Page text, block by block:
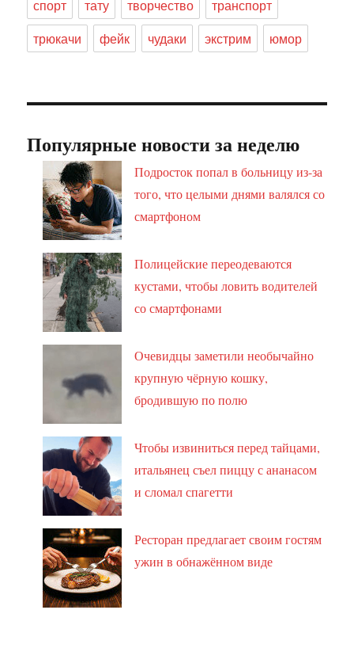
спорт
тату творчество
транспорт
трюкачи
фейк чудаки экстрим юмор
Популярные новости за неделю
Подросток попал в больницу из-за
того, что целыми днями валялся со
смартфоном
Полицейские переодеваются
кустами, чтобы ловить водителей
со смартфонами
Очевидцы заметили необычайно
крупную чёрную кошку,
бродившую по полю
Чтобы извиниться перед тайцами,
итальянец съел пиццу с ананасом
и сломал спагетти
Ресторан предлагает своим гостям
ужин в обнажённом виде